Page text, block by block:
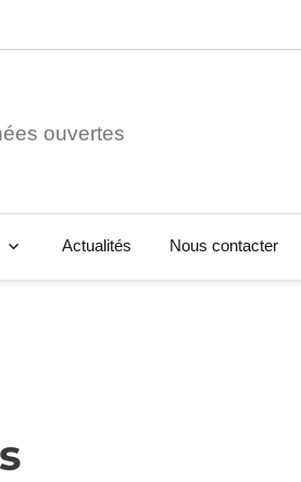
ouvertes
Actualités Nous contacter